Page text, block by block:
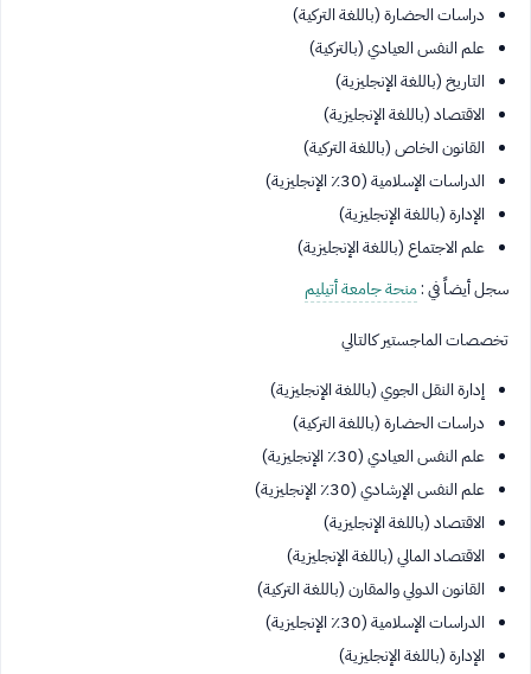
دراسات الحضارة (باللغة التركية)
علم النفس العيادي (بالتركية)
التاريخ (باللغة الإنجليزية)
الاقتصاد (باللغة الإنجليزية)
القانون الخاص (باللغة التركية)
الدراسات الإسلامية (30٪ الإنجليزية)
الإدارة (باللغة الإنجليزية)
علم الاجتماع (باللغة الإنجليزية)
سجل أيضاً في :منحة جامعة أتيليم
تخصصات الماجستير كالتالي
إدارة النقل الجوي (باللغة الإنجليزية)
دراسات الحضارة (باللغة التركية)
علم النفس العيادي (30٪ الإنجليزية)
علم النفس الإرشادي (30٪ الإنجليزية)
الاقتصاد (باللغة الإنجليزية)
الاقتصاد المالي (باللغة الإنجليزية)
القانون الدولي والمقارن (باللغة التركية)
الدراسات الإسلامية (30٪ الإنجليزية)
الإدارة (باللغة الإنجليزية)